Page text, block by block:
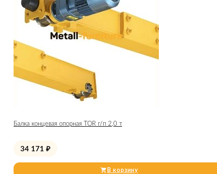
Балка концевая опорная TOR г/п 2,0 т
34 171 ₽
В корзину